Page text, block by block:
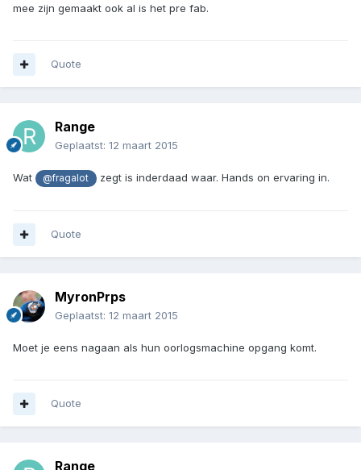
mee zijn gemaakt ook al is het pre fab.
Quote
Range
Geplaatst: 12 maart 2015
Wat @fragalot zegt is inderdaad waar. Hands on ervaring in.
Quote
MyronPrps
Geplaatst: 12 maart 2015
Moet je eens nagaan als hun oorlogsmachine opgang komt.
Quote
Range